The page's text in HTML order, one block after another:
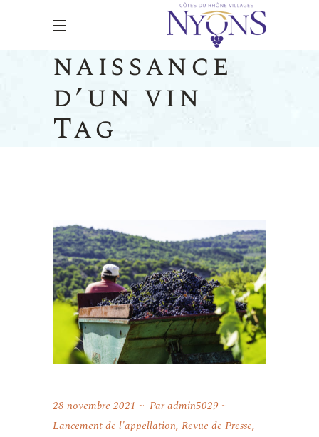
naissance
d’un vin
Tag
28 novembre 2021 Paradmin5029
Lancement de l'appellation, Revue de Presse,